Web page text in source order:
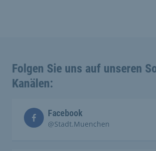
Folgen Sie uns auf unseren
Kanälen:
Facebook
@Stadt.Muenchen